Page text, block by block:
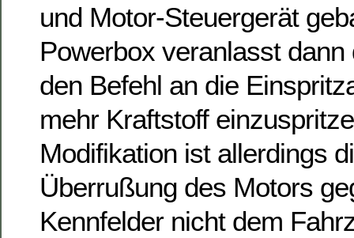
und Motor-Steuergerät
Powerbox veranlasst
den Befehl an die
mehr Kraftstoff
Modifikation ist allerdings
Überrußung des Motors
Kennfelder nicht dem